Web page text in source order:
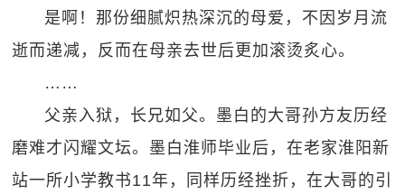
是啊！那份细腻炽热深沉的母爱，不因岁月流
逝而递减，反而在母亲去世后更加滚烫炙心。
……
父亲入狱，长兄如父。墨白的大哥孙方友历经
磨难才闪耀文坛。墨白淮师毕业后，在老家淮阳新
站一所小学教书11年，同样历经挫折，在大哥的引